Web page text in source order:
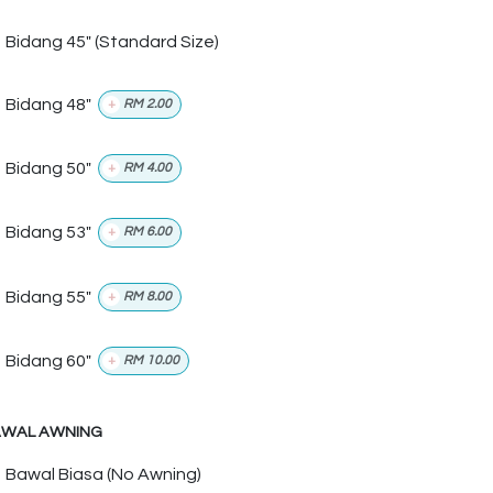
Bidang 45" (Standard Size)
Bidang 48" + RM2.00
Bidang 50" + RM 4.00
Bidang 53" + RM 6.00
Bidang 55" + RM 8.00
Bidang 60" + RM 10.00
AWNING
Bawal Biasa (No Awning)